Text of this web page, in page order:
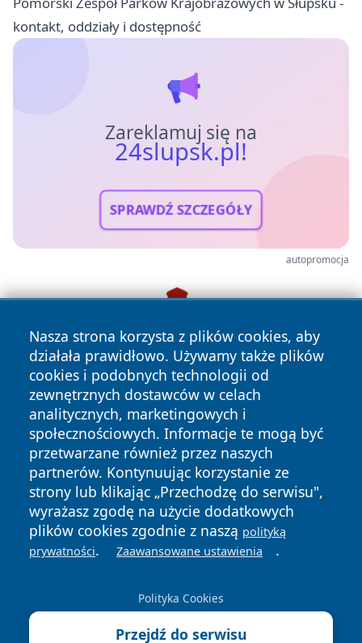
kontakt, oddziały i dostępność
Zareklamuj się na
24slupsk.pl!
SPRAWDŹ SZCZEGÓŁY
autopromocja
Nasza strona korzysta z plików cookies, aby
działała prawidłowo. Używamy także plików
cookies i podobnych technologii od
zewnętrznych dostawców w celach
analitycznych, marketingowych i
społecznościowych. Informacje te mogą być
przetwarzane również przez naszych
partnerów. Kontynuując korzystanie ze
strony lub klikając „Przechodzę do serwisu",
wyrażasz zgodę na użycie dodatkowych
plików cookies zgodnie z naszą polityką
prywatności. Zaawansowane ustawienia .
Polityka Cookies
Przejdź do serwisu
Polityka